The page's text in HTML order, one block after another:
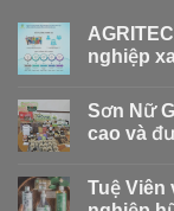
nghiệp
Sơn Nữ
cao và
Tuệ Viên